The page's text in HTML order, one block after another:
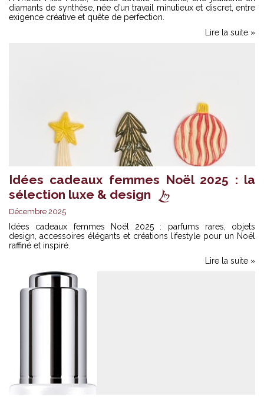
diamants de synthèse, née d’un travail minutieux et discret, entre
exigence créative et quête de perfection.
Lire la suite »
Idées cadeaux femmes Noël 2025 : la
sélection luxe & design
Décembre 2025
Idées cadeaux femmes Noël 2025 : parfums rares, objets
design, accessoires élégants et créations lifestyle pour un Noël
raffiné et inspiré.
Lire la suite »